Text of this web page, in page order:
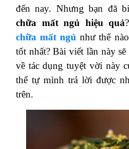
đến nay. Nhưng bạn đã
chữa mất ngủ hiệu quả?
chữa mất ngủ như thế
tốt nhất? Bài viết lần này
về tác dụng tuyệt vời này
thể tự mình trả lời được
trên.